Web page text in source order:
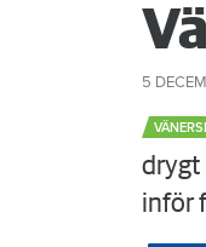
5
drygt
inför